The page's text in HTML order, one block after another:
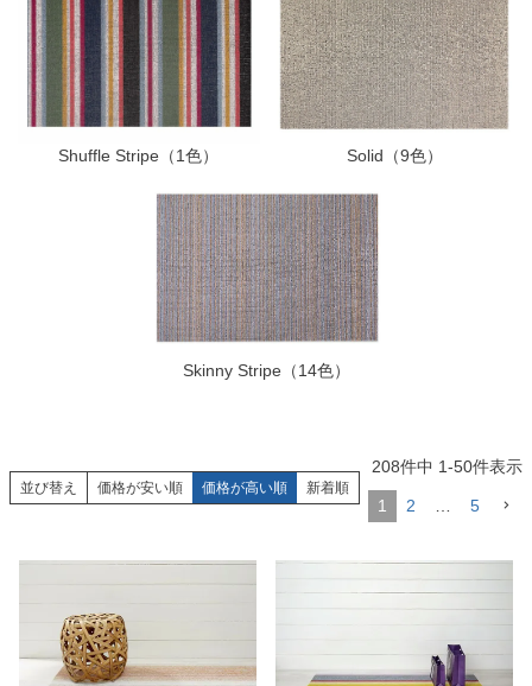
Shuffle Stripe（1色） Solid（9色）
Skinny Stripe（14色）
並び替え 価格が安い順 価格が高い順 新着順
208件中 1-50件表示
1 2 5